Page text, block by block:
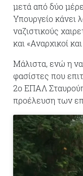
μετά από δύο
Υπουργείο κάνει
ναζιστικούς
και «Αναρχικοί
Μάλιστα, ενώ η
φασίστες που
2ο ΕΠΑΛ
προέλευση των